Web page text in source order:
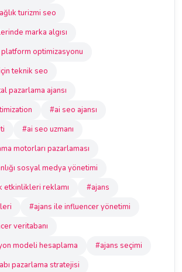
turizmi seo
marka algısı
optimizasyonu
teknik seo
pazarlama ajansı
#ai seo ajansı
#ai seo uzmanı
motorları pazarlaması
sosyal medya yönetimi
etkinlikleri reklamı
#ajans
#ajans ile influencer yönetimi
veritabanı
modeli hesaplama
#ajans seçimi
pazarlama stratejisi